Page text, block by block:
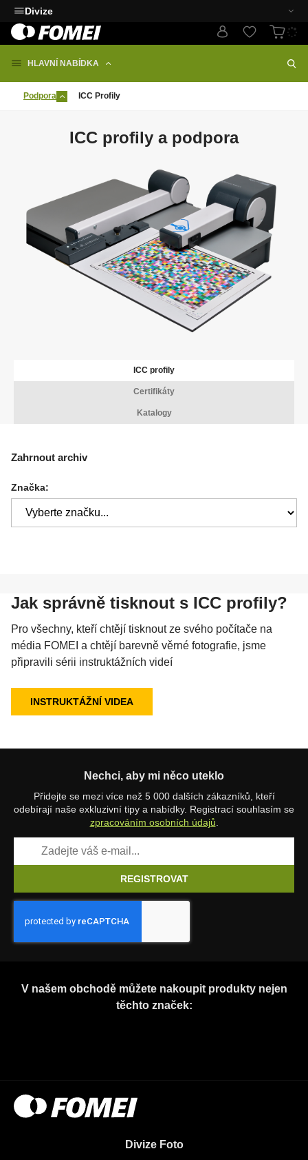
Divize
HLAVNÍ NABÍDKA
Podpora ICC Profily
ICC profily a podpora
ICC profily
Certifikáty
Katalogy
Zahrnout archiv
Značka:
Jak správně tisknout s ICC profily?
Pro všechny, kteří chtějí tisknout ze svého počítače na
média FOMEI a chtějí barevně věrné fotografie, jsme
připravili sérii instruktážních videí
INSTRUKTÁŽNÍ VIDEA
Nechci, aby mi něco uteklo
Přidejte se mezi více než 5 000 dalších zákazníků, kteří
odebírají naše exkluzivní tipy a nabídky. Registrací souhlasím se
zpracováním osobních údajů
REGISTROVAT
V našem obchodě můžete nakoupit produkty nejen
těchto značek:
Divize Foto